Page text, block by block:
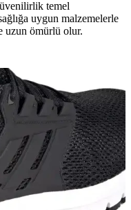
temel
uygun malzemelerle
uzun ömürlü olur.